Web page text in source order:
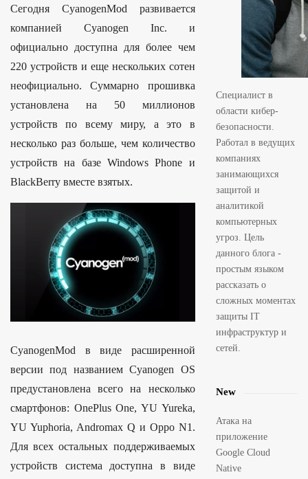
Сегодня CyanogenMod развивается
компанией Cyanogen Inc. и
официально доступна для более чем
220 устройств и еще нескольких сотен
неофициально. Суммарно прошивка
установлена на 50 миллионов
устройств по всему миру, а это в
несколько раз больше, чем количество
устройств на базе Windows Phone и
BlackBerry вместе взятых.
CyanogenMod в виде расширенной
версии под названием Cyanogen OS
предустановлена всего на несколько
смартфонов: OnePlus One, YU Yureka,
YU Yuphoria, Andromax Q и Oppo N1.
Для всех остальных поддерживаемых
устройств система доступна в виде
Специалист в
области кибер-
безопасности.
Работал в ведущих
компаниях
занимающихся
защитой и
аналитикой
компьютерных
угроз. Цель
данного блога -
простым языком
рассказать о
сложных моментах
защиты IT
инфраструктур и
сетей.
New
Атака на
приложение
Google Cloud
Native